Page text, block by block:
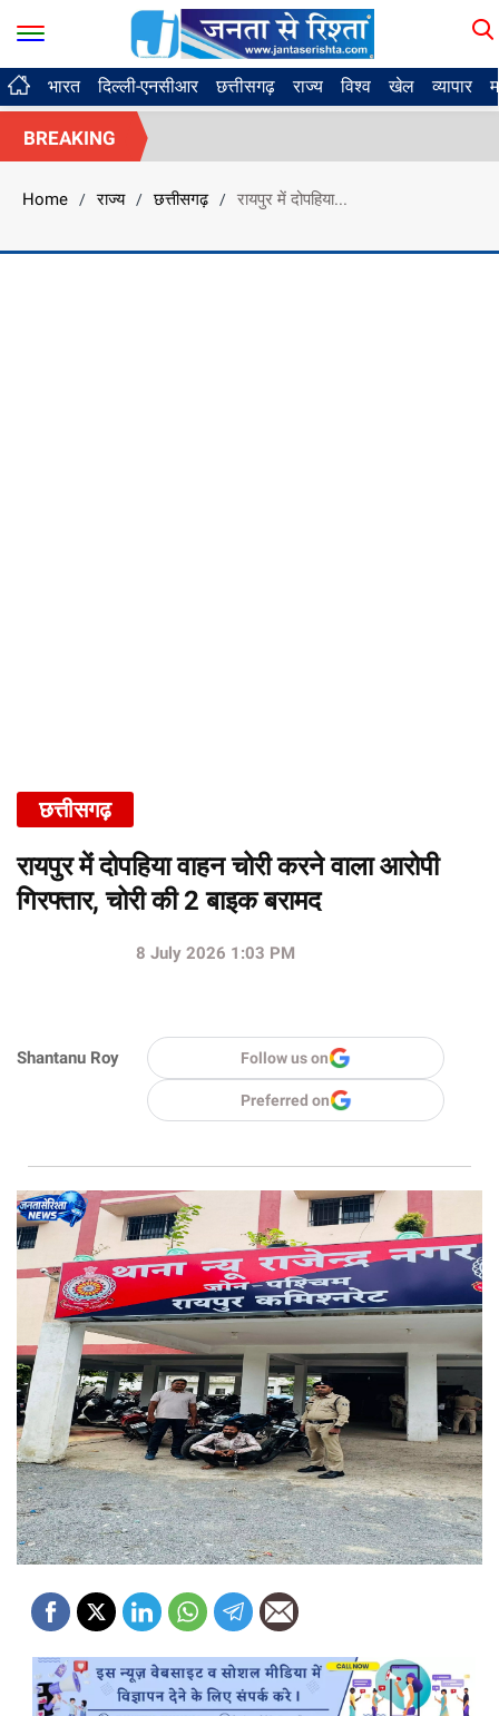
भारत दिल्ली-एनसीआर छत्तीसगढ़ राज्य विश्व खेल व्यापार
BREAKING
Home / राज्य / छत्तीसगढ़ / रायपुर में दोपहिया...
छत्तीसगढ़
रायपुर में दोपहिया वाहन चोरी करने वाला आरोपी
गिरफ्तार, चोरी की 2 बाइक बरामद
Shantanu Roy
8 July 2026 1:03 PM
Follow us on
Preferred on